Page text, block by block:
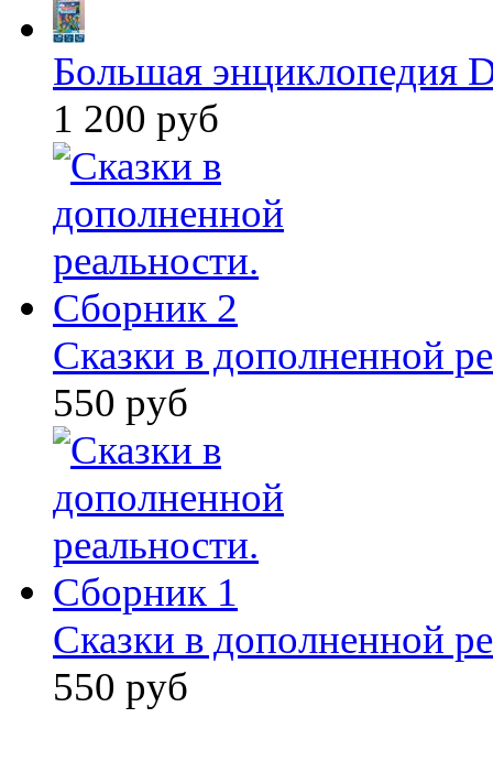
Большая энциклопедия
1 200 руб
Сказки в дополненной
550 руб
Сказки в дополненной
550 руб